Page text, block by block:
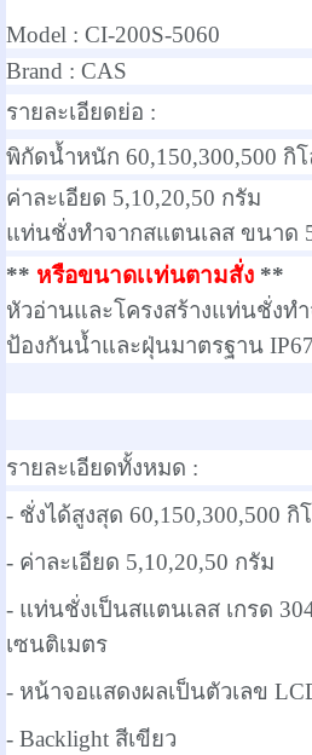
Model : CI-200S-5060
Brand : CAS
รายละเอียดย่อ :
พิกัดน้ำหนัก 60,150,300,500 กิ
ค่าละเอียด 5,10,20,50 กรัม
แท่นชั่งทำจากสแตนเลส ขนาด
** หรือขนาดเเท่นตามสั่ง**
หัวอ่านและโครงสร้างแท่นชั่งท
ป้องกันน้ำและฝุ่นมาตรฐาน IP67
รายละเอียดทั้งหมด :
- ชั่งได้สูงสุด 60,150,300,500 กิ
- ค่าละเอียด 5,10,20,50 กรัม
- แท่นชั่งเป็นสแตนเลส เกรด
เซนติเมตร
- หน้าจอแสดงผลเป็นตัวเลข
- Backlight สีเขียว